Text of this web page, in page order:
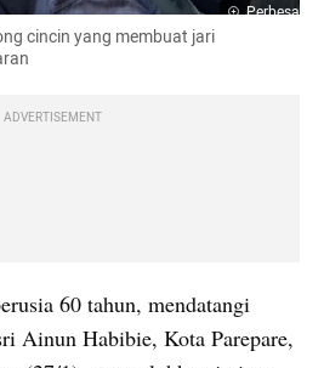
Perbesar
cincin yang membuat jari
ADVERTISEMENT
60 tahun, mendatangi
Ainun Habibie, Kota Parepare,